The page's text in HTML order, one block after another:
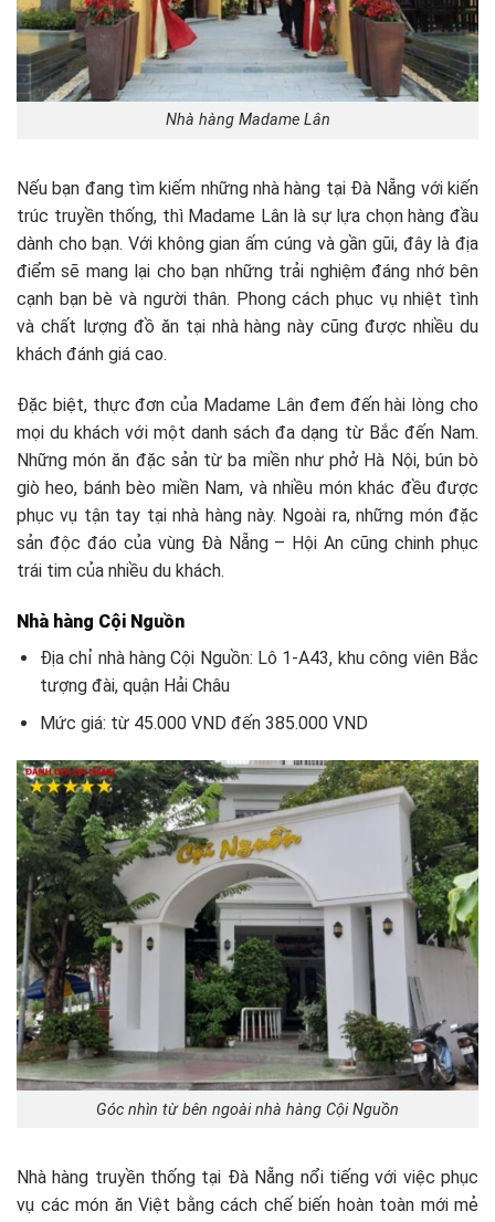
Nhà hàng Madame Lân
Nếu bạn đang tìm kiếm những nhà hàng tại Đà Nẵng với kiến
trúc truyền thống, thì Madame Lân là sự lựa chọn hàng đầu
dành cho bạn. Với không gian ấm cúng và gần gũi, đây là địa
điểm sẽ mang lại cho bạn những trải nghiệm đáng nhớ bên
cạnh bạn bè và người thân. Phong cách phục vụ nhiệt tình
và chất lượng đồ ăn tại nhà hàng này cũng được nhiều du
khách đánh giá cao.
Đặc biệt, thực đơn của Madame Lân đem đến hài lòng cho
mọi du khách với một danh sách đa dạng từ Bắc đến Nam.
Những món ăn đặc sản từ ba miền như phở Hà Nội, bún bò
giò heo, bánh bèo miền Nam, và nhiều món khác đều được
phục vụ tận tay tại nhà hàng này. Ngoài ra, những món đặc
sản độc đáo của vùng Đà Nẵng – Hội An cũng chinh phục
trái tim của nhiều du khách.
Nhà hàng Cội Nguồn
Địa chỉ nhà hàng Cội Nguồn: Lô 1-A43, khu công viên Bắc
tượng đài, quận Hải Châu
Mức giá: từ 45.000 VND đến 385.000 VND
Góc nhìn từ bên ngoài nhà hàng Cội Nguồn
Nhà hàng truyền thống tại Đà Nẵng nổi tiếng với việc phục
vụ các món ăn Việt bằng cách chế biến hoàn toàn mới mẻ